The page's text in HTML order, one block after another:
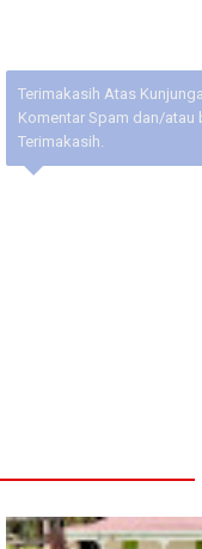
Terimakasih Atas
Komentar Spam dan/atau
Terimakasih.